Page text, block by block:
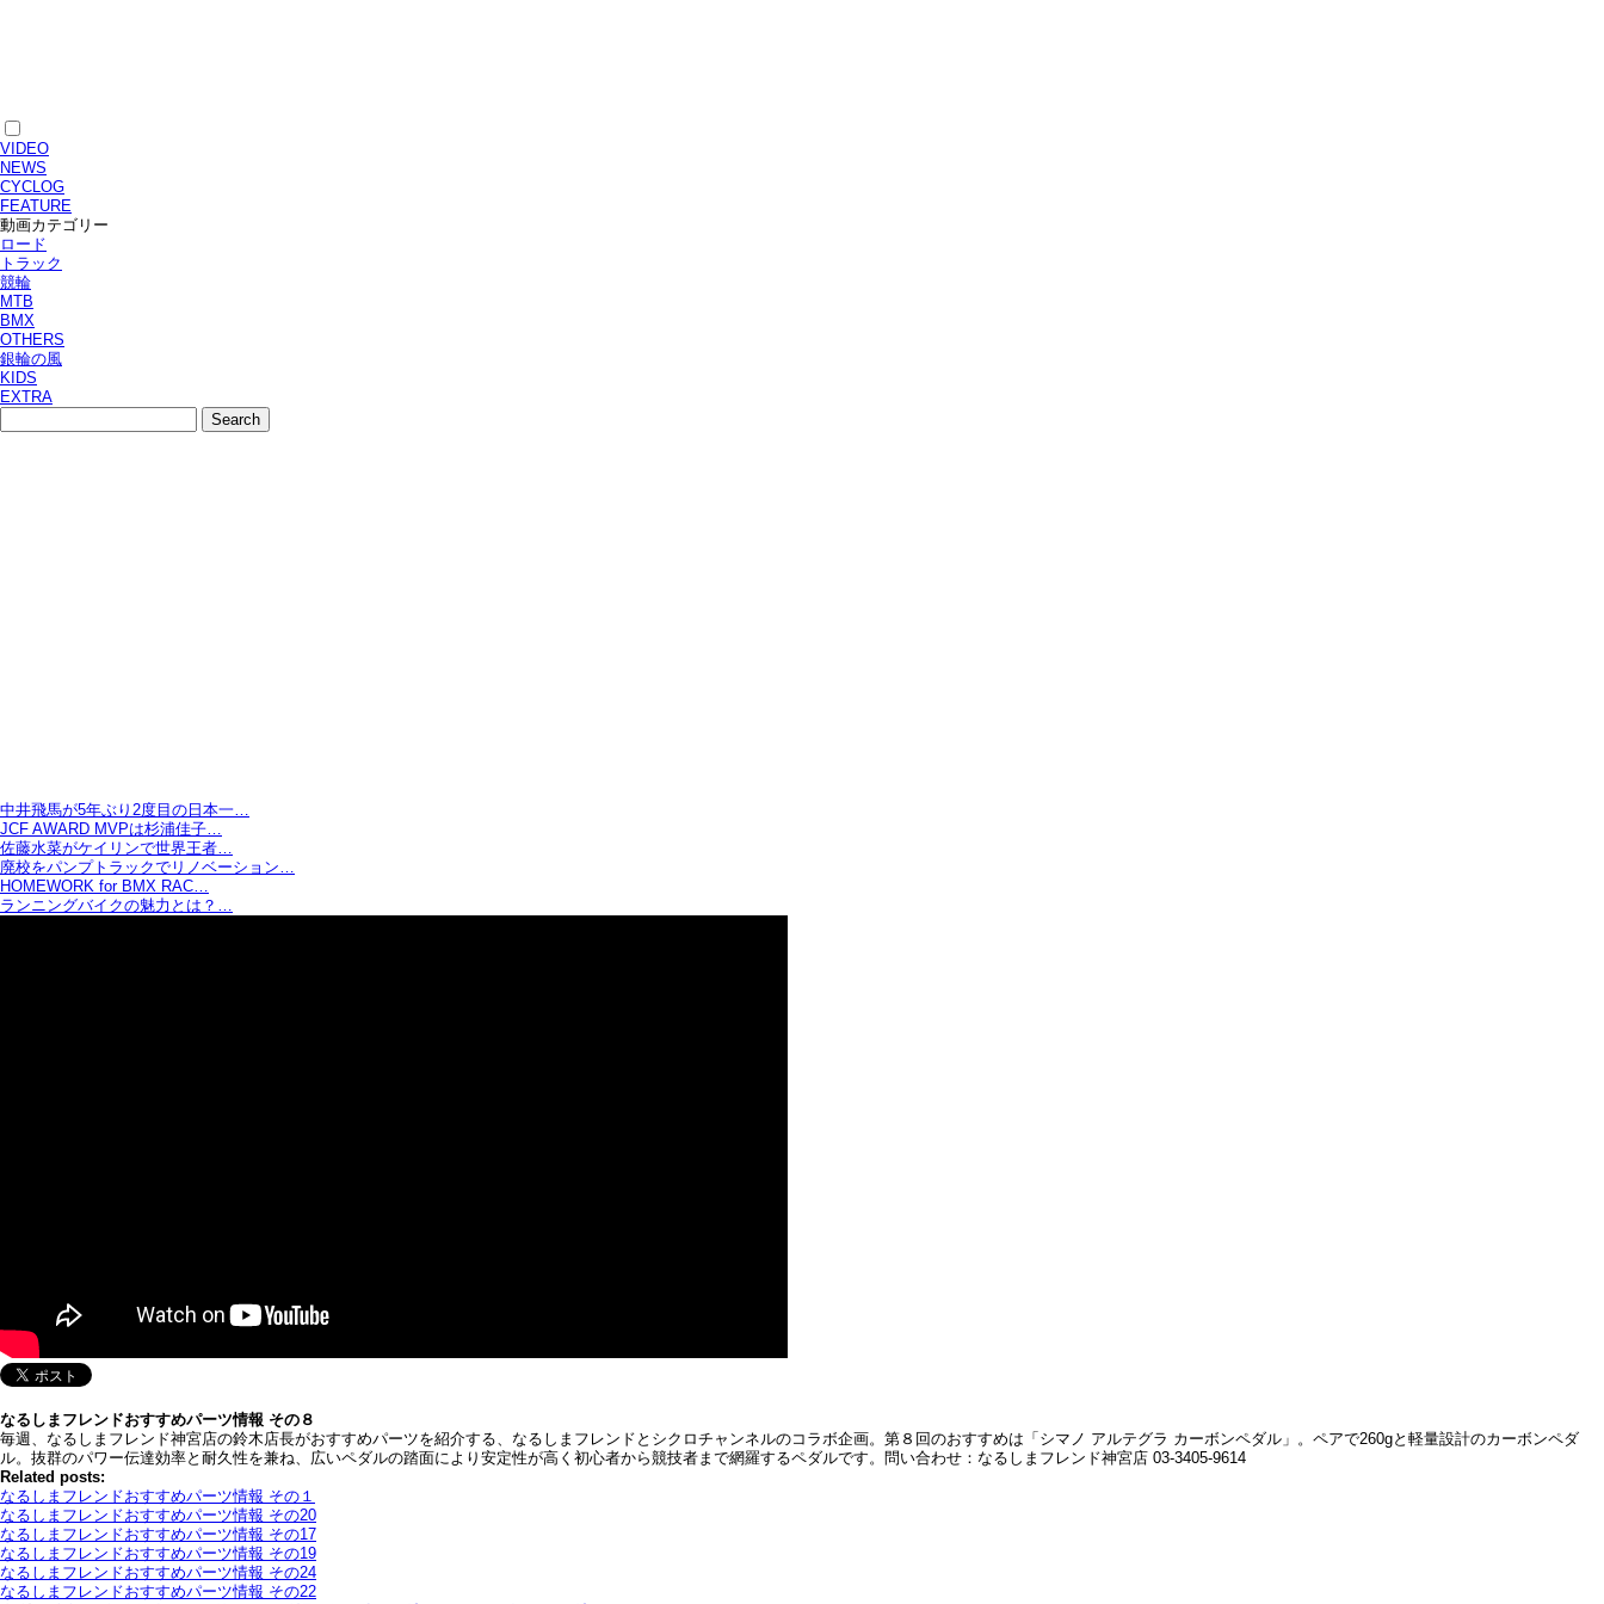
VIDEO
NEWS
CYCLOG
FEATURE
動画カテゴリー
ロード
トラック
競輪
MTB
BMX
OTHERS
銀輪の風
KIDS
EXTRA
中井飛馬が5年ぶり2度目の日本一…
JCF AWARD MVPは杉浦佳子…
佐藤水菜がケイリンで世界王者…
廃校をパンプトラックでリノベーション…
HOMEWORK for BMX RAC…
ランニングバイクの魅力とは？…
なるしまフレンドおすすめパーツ情報 その８
毎週、なるしまフレンド神宮店の鈴木店長がおすすめパーツを紹介する、なるしまフレンドとシクロチャンネルのコラボ企画。第８回のおすすめは「シマノ アルテグラ カーボンペダル」。ペアで260gと軽量設計のカーボンペダ
ル。抜群のパワー伝達効率と耐久性を兼ね、広いペダルの踏面により安定性が高く初心者から競技者まで網羅するペダルです。問い合わせ：なるしまフレンド神宮店 03-3405-9614
Related posts:
なるしまフレンドおすすめパーツ情報 その１
なるしまフレンドおすすめパーツ情報 その20
なるしまフレンドおすすめパーツ情報 その17
なるしまフレンドおすすめパーツ情報 その19
なるしまフレンドおすすめパーツ情報 その24
なるしまフレンドおすすめパーツ情報 その22